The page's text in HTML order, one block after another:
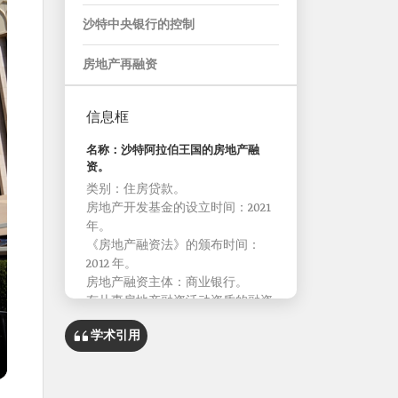
沙特中央银行的控制
房地产再融资
信息框
名称：沙特阿拉伯王国的房地产融
资。
类别：住房贷款。
房地产开发基金的设立时间：2021
年。
《房地产融资法》的颁布时间：
2012 年。
房地产融资主体：商业银行。
有从事房地产融资活动资质的融资
公司。
2020 年房地产开发基金批准贷款总
学术引用